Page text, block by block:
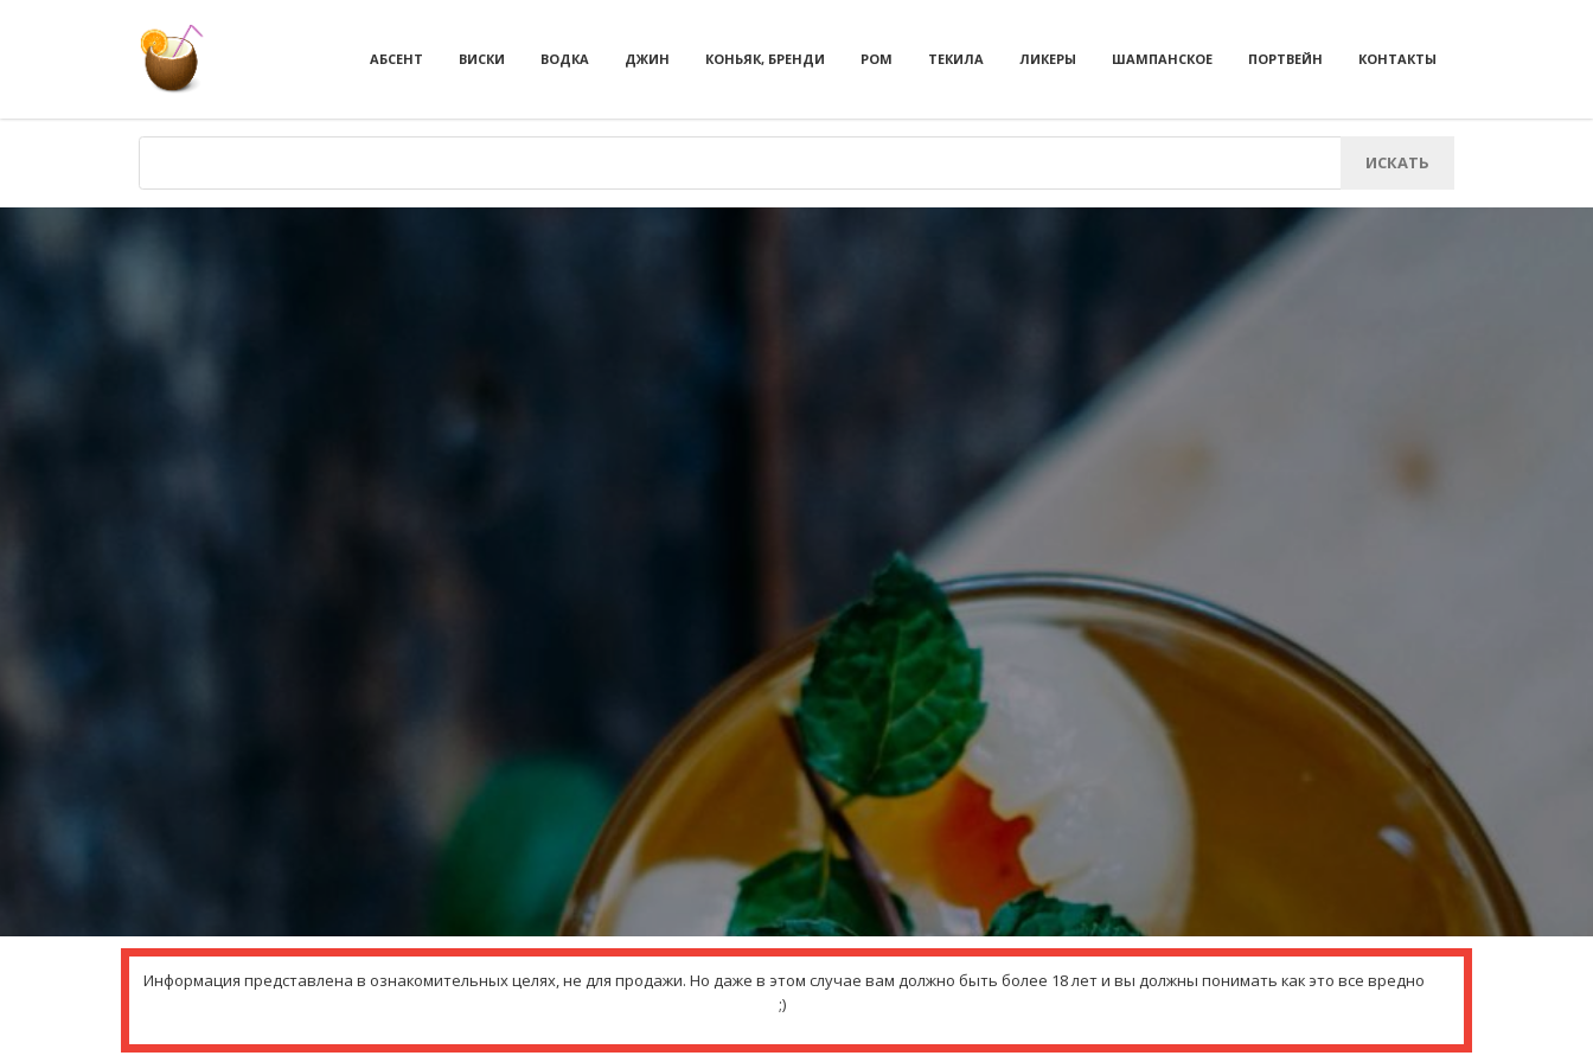
АБСЕНТ ВИСКИ ВОДКА ДЖИН КОНЬЯК, БРЕНДИ РОМ ТЕКИЛА ЛИКЕРЫ ШАМПАНСКОЕ ПОРТВЕЙН КОНТАКТЫ
ИСКАТЬ
Информация представлена в ознакомительных целях, не для продажи. Но даже в этом случае вам должно быть более 18 лет и вы должны понимать как это все вредно
;)